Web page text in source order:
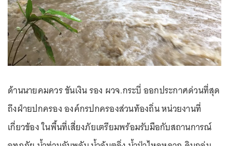
ด้านนายคมควร ขันเงิน รอง ผวจ.กระบี่ ออกประกาศด่วนที่สุด
ถึงฝ่ายปกครอง องค์กรปกครองส่วนท้องถิ่น หน่วยงานที่
เกี่ยวข้อง ในพื้นที่เสี่ยงภัยเตรียมพร้อมรับมือกับสถานการณ์